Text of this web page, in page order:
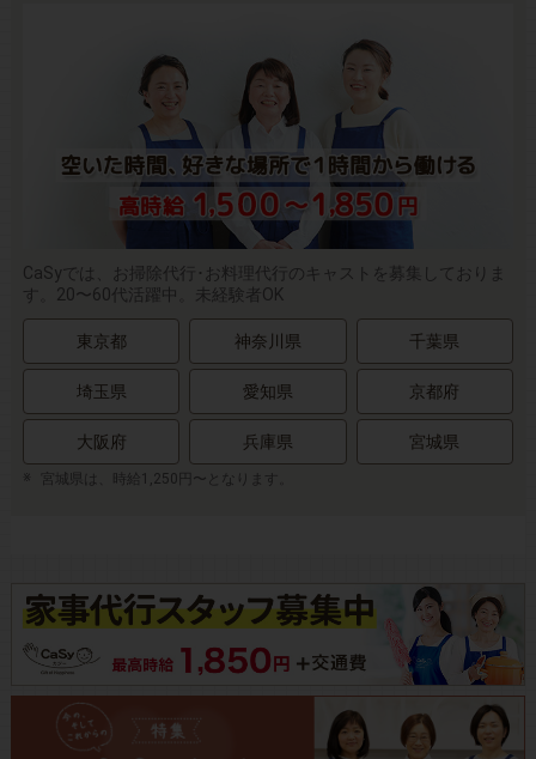
CaSyでは、お掃除代行･お料理代行のキャストを募集しておりま
す。20〜60代活躍中。未経験者OK
東京都 神奈川県 千葉県
埼玉県 愛知県 京都府
大阪府 兵庫県 宮城県
宮城県は、時給1,250円〜となります。